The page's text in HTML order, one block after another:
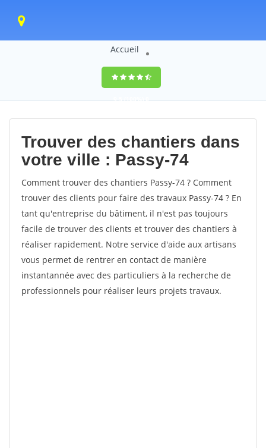
Accueil
9,5(100%)0
votes
Trouver des chantiers dans
votre ville : Passy-74
Comment trouver des chantiers Passy-74 ? Comment
trouver des clients pour faire des travaux Passy-74 ? En
tant qu'entreprise du bâtiment, il n'est pas toujours
facile de trouver des clients et trouver des chantiers à
réaliser rapidement. Notre service d'aide aux artisans
vous permet de rentrer en contact de manière
instantannée avec des particuliers à la recherche de
professionnels pour réaliser leurs projets travaux.